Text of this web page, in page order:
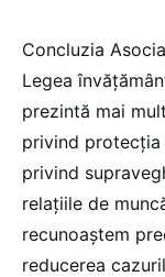
Concluzia
Legea
prezintă mai
privind protecția
privind
relațiile de
recunoaștem
reducerea